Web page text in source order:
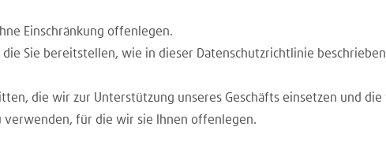
Einschränkung offenlegen.
Sie bereitstellen, wie in dieser Datenschutzrichtlinie
die wir zur Unterstützung unseres Geschäfts einsetzen und
verwenden, für die wir sie Ihnen offenlegen.